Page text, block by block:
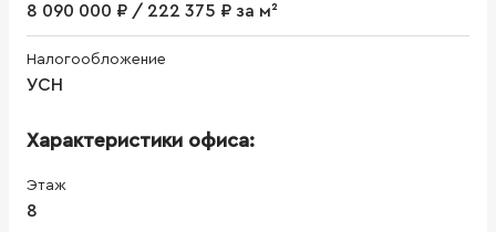
8 090 000 ₽ / 222 375 ₽ за м²
Налогообложение
УСН
Характеристики офиса:
Этаж
8